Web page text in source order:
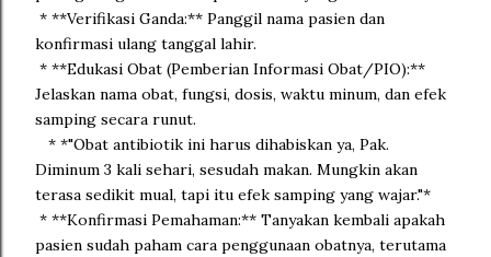
* **Verifikasi Ganda:** Panggil nama pasien dan
konfirmasi ulang tanggal lahir.
* **Edukasi Obat (Pemberian Informasi Obat/PIO):**
Jelaskan nama obat, fungsi, dosis, waktu minum, dan efek
samping secara runut.
* *"Obat antibiotik ini harus dihabiskan ya, Pak.
Diminum 3 kali sehari, sesudah makan. Mungkin akan
terasa sedikit mual, tapi itu efek samping yang wajar."*
* **Konfirmasi Pemahaman:** Tanyakan kembali apakah
pasien sudah paham cara penggunaan obatnya, terutama